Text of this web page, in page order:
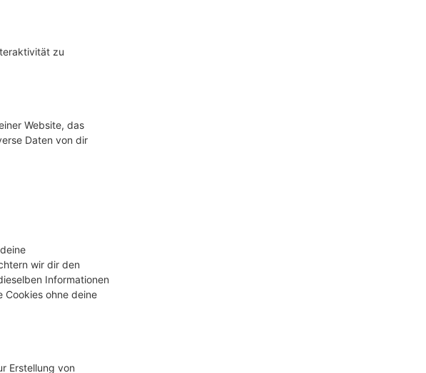
zu
Website, das
Daten von dir
wir dir den
Informationen
Cookies ohne deine
Erstellung von